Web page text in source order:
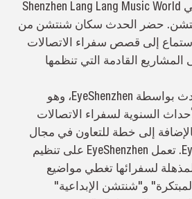
سبتمبر، أُقيم الحدث في Shenzhen Lang Lang Music World
حضر الحدث سكان شنتشن من
إلى قصص سفراء الاتصالات
المشاريع القادمة التي تنظمها
تم الإعلان عن هذا الحدث بواسطة EyeShenzhen، وهو
السنوية لسفراء الاتصالات
إلى خطة للتعاون في مجال
المحتوى لـ EyeShenzhen. تعمل EyeShenzhen على تنظيم
لسفرائها تغطي مواضيع
و"شنتشن الإبداعية"